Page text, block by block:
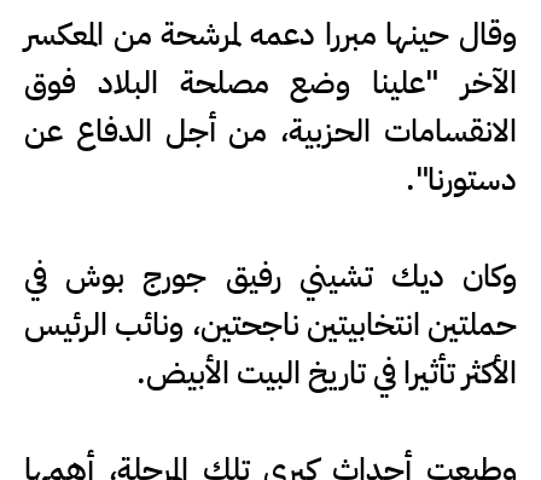
وقال حينها مبررا دعمه لمرشحة من المعكسر
الآخر "علينا وضع مصلحة البلاد فوق
الانقسامات الحزبية، من أجل الدفاع عن
دستورنا".
وكان ديك تشيني رفيق جورج بوش في
حملتين انتخابيتين ناجحتين، ونائب الرئيس
الأكثر تأثيرا في تاريخ البيت الأبيض.
وطبعت أحداث كبرى تلك المرحلة، أهمها